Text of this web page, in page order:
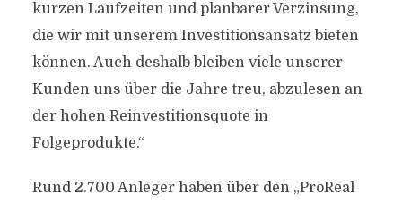
kurzen Laufzeiten und planbarer Verzinsung,
die wir mit unserem Investitionsansatz bieten
können. Auch deshalb bleiben viele unserer
Kunden uns über die Jahre treu, abzulesen an
der hohen Reinvestitionsquote in
Folgeprodukte.“
Rund 2.700 Anleger haben über den „ProReal